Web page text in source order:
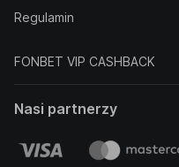
Regulamin
FONBET VIP CASHBACK
Nasi partnerzy